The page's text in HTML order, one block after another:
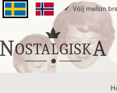
Svenska sidanNorska sidan
Välj mellan
Startsidan för